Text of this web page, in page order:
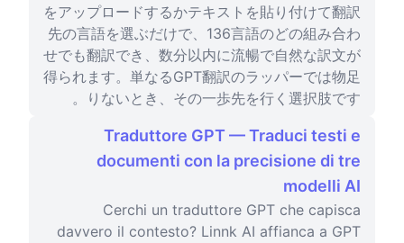
をアップロードするかテキストを貼り付けて翻訳
先の言語を選ぶだけで、136言語のどの組み合わ
せでも翻訳でき、数分以内に流暢で自然な訳文が
得られます。単なるGPT翻訳のラッパーでは物足
りないとき、その一歩先を行く選択肢です。
Traduttore GPT — Traduci testi e
documenti con la precisione di tre
modelli AI
Cerchi un traduttore GPT che capisca
davvero il contesto? Linnk AI affianca a GPT